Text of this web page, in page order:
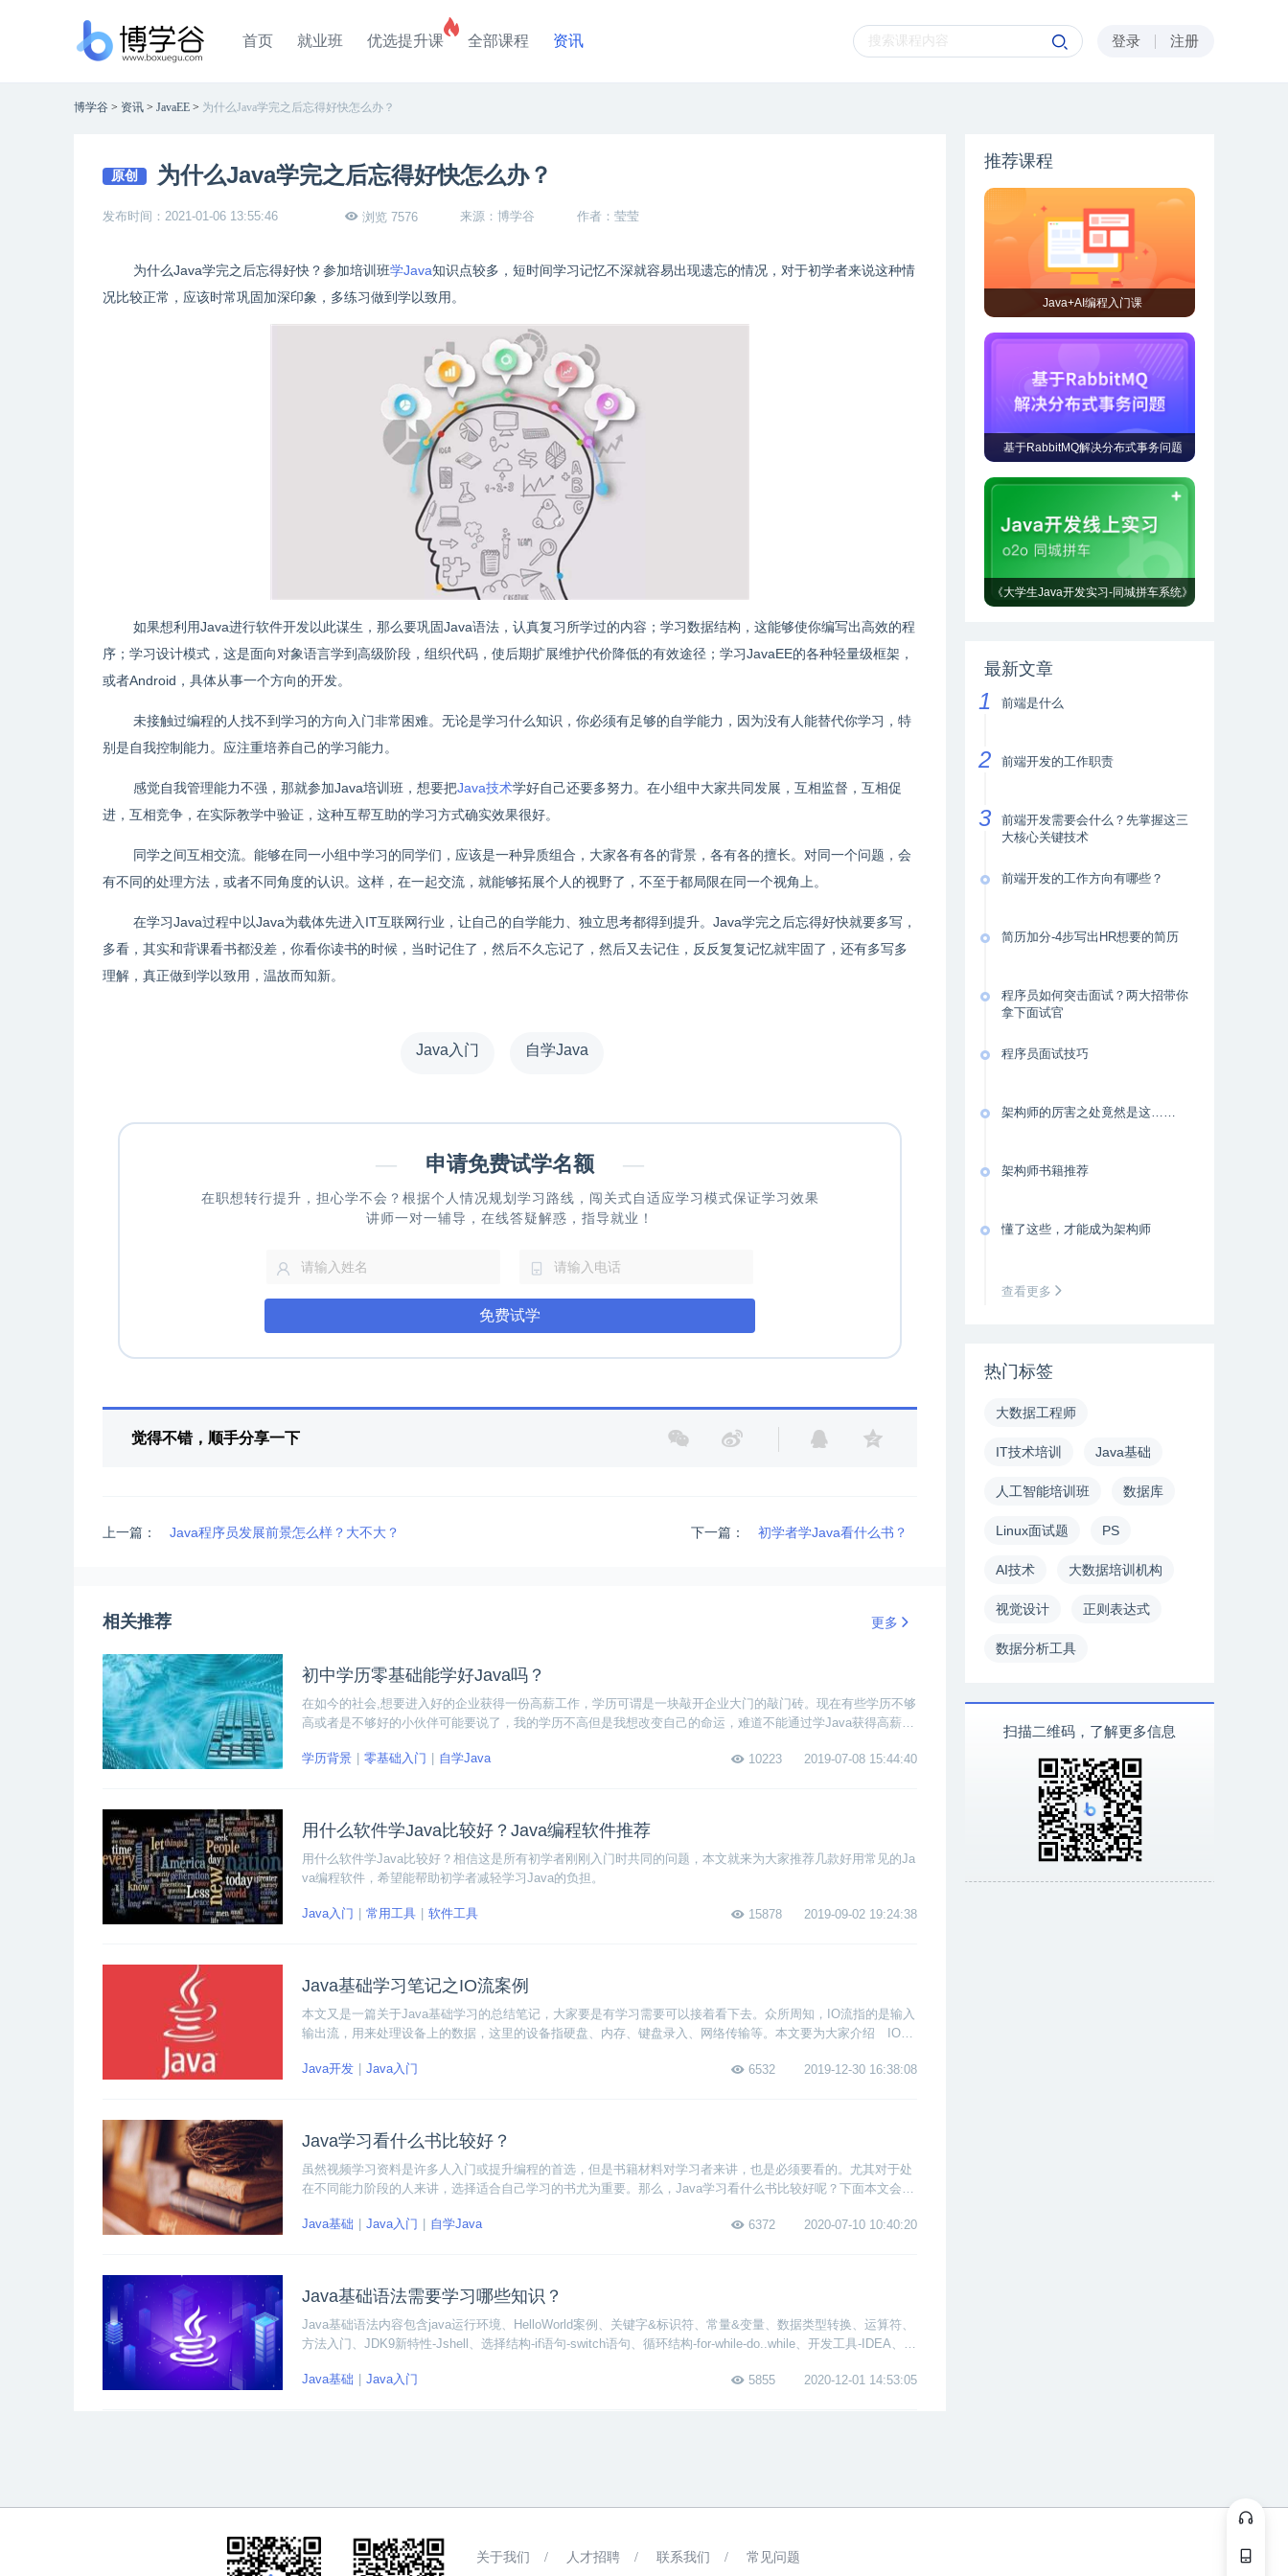
首页 就业班 优选提升课 全部课程 资讯 登录 注册
博学谷 > 资讯 > JavaEE > 为什么Java学完之后忘得好快怎么办？
原创 为什么Java学完之后忘得好快怎么办？
发布时间：2021-01-06 13:55:46 浏览 7576 来源：博学谷 作者：莹莹
为什么Java学完之后忘得好快？参加培训班学Java知识点较多，短时间学习记忆不深就容易出现遗忘的情况，对于初学者来说这种情
况比较正常，应该时常巩固加深印象，多练习做到学以致用。
如果想利用Java进行软件开发以此谋生，那么要巩固Java语法，认真复习所学过的内容；学习数据结构，这能够使你编写出高效的程
序；学习设计模式，这是面向对象语言学到高级阶段，组织代码，使后期扩展维护代价降低的有效途径；学习JavaEE的各种轻量级框架，
或者Android，具体从事一个方向的开发。
未接触过编程的人找不到学习的方向入门非常困难。无论是学习什么知识，你必须有足够的自学能力，因为没有人能替代你学习，特
别是自我控制能力。应注重培养自己的学习能力。
感觉自我管理能力不强，那就参加Java培训班，想要把Java技术学好自己还要多努力。在小组中大家共同发展，互相监督，互相促
进，互相竞争，在实际教学中验证，这种互帮互助的学习方式确实效果很好。
同学之间互相交流。能够在同一小组中学习的同学们，应该是一种异质组合，大家各有各的背景，各有各的擅长。对同一个问题，会
有不同的处理方法，或者不同角度的认识。这样，在一起交流，就能够拓展个人的视野了，不至于都局限在同一个视角上。
在学习Java过程中以Java为载体先进入IT互联网行业，让自己的自学能力、独立思考都得到提升。Java学完之后忘得好快就要多写，
多看，其实和背课看书都没差，你看你读书的时候，当时记住了，然后不久忘记了，然后又去记住，反反复复记忆就牢固了，还有多写多
理解，真正做到学以致用，温故而知新。
Java入门 自学Java
— 申请免费试学名额 —
在职想转行提升，担心学不会？根据个人情况规划学习路线，闯关式自适应学习模式保证学习效果
讲师一对一辅导，在线答疑解惑，指导就业！
免费试学
觉得不错，顺手分享一下
上一篇： Java程序员发展前景怎么样？大不大？ 下一篇： 初学者学Java看什么书？
相关推荐 更多
初中学历零基础能学好Java吗？
在如今的社会,想要进入好的企业获得一份高薪工作，学历可谓是一块敲开企业大门的敲门砖。现在有些学历不够
高或者是不够好的小伙伴可能要说了，我的学历不高但是我想改变自己的命运，难道不能通过学Java获得高薪的
10223
2019-07-08 15:44:40
学历背景 零基础入门 自学Java
用什么软件学Java比较好？Java编程软件推荐
用什么软件学Java比较好？相信这是所有初学者刚刚入门时共同的问题，本文就来为大家推荐几款好用常见的Ja
va编程软件，希望能帮助初学者减轻学习Java的负担。
15878 2019-09-02 19:24:38
Java入门 常用工具 软件工具
Java基础学习笔记之IO流案例
本文又是一篇关于Java基础学习的总结笔记，大家要是有学习需要可以接着看下去。众所周知，IO流指的是输入
输出流，用来处理设备上的数据，这里的设备指硬盘、内存、键盘录入、网络传输等。本文要为大家介绍 IO流
6532
2019-12-30 16:38:08
Java开发 Java入门
Java学习看什么书比较好？
虽然视频学习资料是许多人入门或提升编程的首选，但是书籍材料对学习者来讲，也是必须要看的。尤其对于处
在不同能力阶段的人来讲，选择适合自己学习的书尤为重要。那么，Java学习看什么书比较好呢？下面本文会按
6372
2020-07-10 10:40:20
Java基础 Java入门 自学Java
Java基础语法需要学习哪些知识？
Java基础语法内容包含java运行环境、HelloWorld案例、关键字&标识符、常量&变量、数据类型转换、运算符、
方法入门、JDK9新特性-Jshell、选择结构-if语句-switch语句、循环结构-for-while-do..while、开发工具-IDEA、方
5855
2020-12-01 14:53:05
Java基础 Java入门
推荐课程
Java+AI编程入门课
基于RabbitMQ解决分布式事务问题
《大学生Java开发实习-同城拼车系统》
最新文章
前端是什么
前端开发的工作职责
前端开发需要会什么？先掌握这三
大核心关键技术
前端开发的工作方向有哪些？
简历加分-4步写出HR想要的简历
程序员如何突击面试？两大招带你
拿下面试官
程序员面试技巧
架构师的厉害之处竟然是这……
架构师书籍推荐
懂了这些，才能成为架构师
查看更多
热门标签
大数据工程师
IT技术培训 Java基础
人工智能培训班 数据库
Linux面试题 PS
AI技术 大数据培训机构
视觉设计 正则表达式
数据分析工具
扫描二维码，了解更多信息
关于我们 / 人才招聘 / 联系我们 / 常见问题